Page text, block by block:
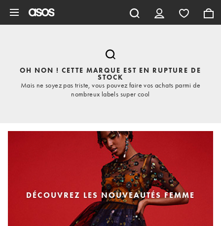
OH NON ! CETTE MARQUE EST EN RUPTURE DE
STOCK
Mais ne soyez pas triste, vous pouvez faire vos achats parmi de
nombreux labels super cool
DÉCOUVREZ LES NOUVEAUTÉS FEMME